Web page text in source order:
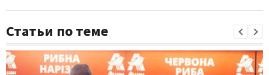
Статьи по теме